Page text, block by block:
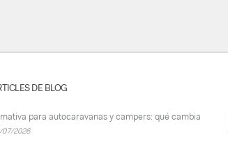
DE BLOG
para autocaravanas y campers: qué cambia
07/2026